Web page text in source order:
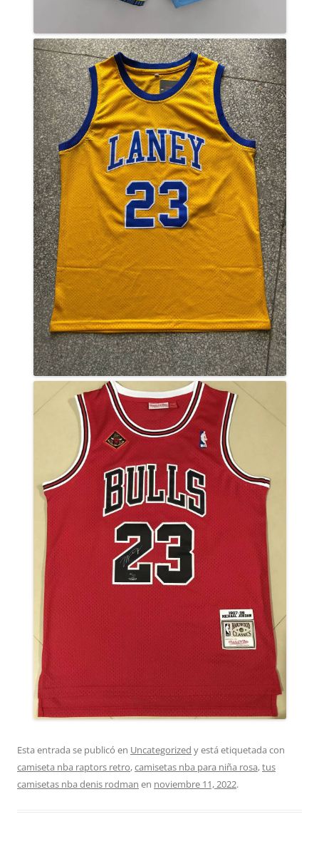
Esta entrada se publicó en Uncategorized y está etiquetada con
camiseta nba raptors retro,camisetas nba para niña rosa,tus
camisetas nba denis rodman en noviembre 11, 2022.